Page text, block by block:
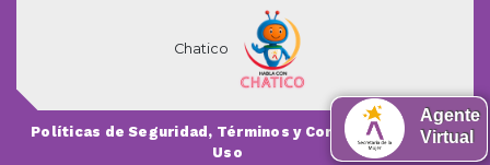
Chatico
Políticas de Seguridad, Términos y Condiciones de
Uso
Agente
Virtual